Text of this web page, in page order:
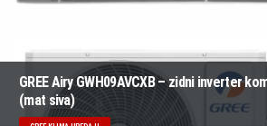
GREE Airy GWH09AVCXB – zidni inverter
(mat siva)